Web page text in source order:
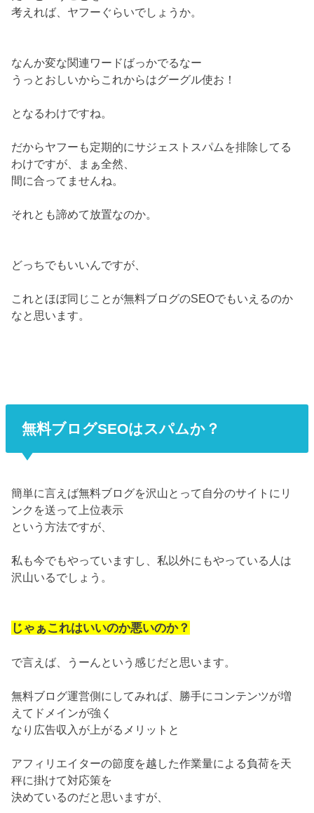
考えれば、ヤフーぐらいでしょうか。
なんか変な関連ワードばっかでるなー
うっとおしいからこれからはグーグル使お！
となるわけですね。
だからヤフーも定期的にサジェストスパムを排除してる
わけですが、まぁ全然、
間に合ってませんね。
それとも諦めて放置なのか。
どっちでもいいんですが、
これとほぼ同じことが無料ブログのSEOでもいえるのか
なと思います。
無料ブログSEOはスパムか？
簡単に言えば無料ブログを沢山とって自分のサイトにリ
ンクを送って上位表示
という方法ですが、
私も今でもやっていますし、私以外にもやっている人は
沢山いるでしょう。
じゃぁこれはいいのか悪いのか？
で言えば、うーんという感じだと思います。
無料ブログ運営側にしてみれば、勝手にコンテンツが増
えてドメインが強く
なり広告収入が上がるメリットと
アフィリエイターの節度を越した作業量による負荷を天
秤に掛けて対応策を
決めているのだと思いますが、